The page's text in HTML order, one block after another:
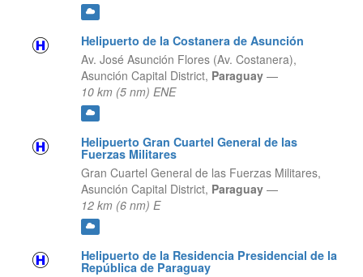
Helipuerto de la Costanera de Asunción
Av. José Asunción Flores (Av. Costanera),
Asunción Capital District, Paraguay —
10 km (5 nm) ENE
Helipuerto Gran Cuartel General de las
Fuerzas Militares
Gran Cuartel General de las Fuerzas Militares,
Asunción Capital District, Paraguay —
12 km (6 nm) E
Helipuerto de la Residencia Presidencial de la
República de Paraguay